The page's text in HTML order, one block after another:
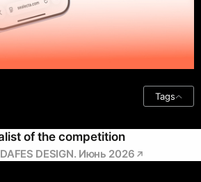
Tags
of the competition
DESIGN. Июнь 2026